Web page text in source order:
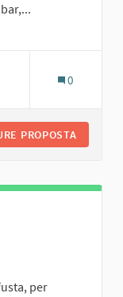
l'àmbit: Sencelles Nucli
0
PROPOSTA
per